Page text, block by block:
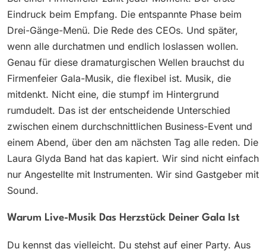
Eindruck beim Empfang. Die entspannte Phase beim
Drei-Gänge-Menü. Die Rede des CEOs. Und später,
wenn alle durchatmen und endlich loslassen wollen.
Genau für diese dramaturgischen Wellen brauchst du
Firmenfeier Gala-Musik, die flexibel ist. Musik, die
mitdenkt. Nicht eine, die stumpf im Hintergrund
rumdudelt. Das ist der entscheidende Unterschied
zwischen einem durchschnittlichen Business-Event und
einem Abend, über den am nächsten Tag alle reden. Die
Laura Glyda Band hat das kapiert. Wir sind nicht einfach
nur Angestellte mit Instrumenten. Wir sind Gastgeber mit
Sound.
Warum Live-Musik Das Herzstück Deiner Gala Ist
Du kennst das vielleicht. Du stehst auf einer Party. Aus